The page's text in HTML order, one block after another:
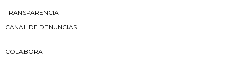
TRANSPARENCIA
CANAL DE DENUNCIAS
COLABORA